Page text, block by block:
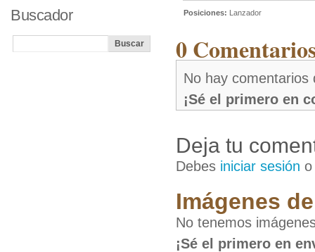
Posiciones: Lanzador
0
No hay
¡Sé el primero en
Deja tu
Debes iniciar sesión
Imágenes
No tenemos
¡Sé el primero en
Buscador